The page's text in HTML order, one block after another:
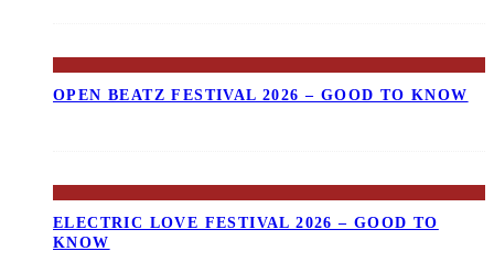
OPEN BEATZ FESTIVAL 2026 – GOOD TO KNOW
ELECTRIC LOVE FESTIVAL 2026 – GOOD TO
KNOW